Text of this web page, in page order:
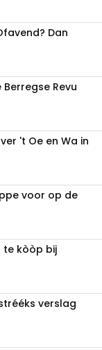
Dan
Revu
't Oe en Wa in
voor op de
te kòòp bij
verslag